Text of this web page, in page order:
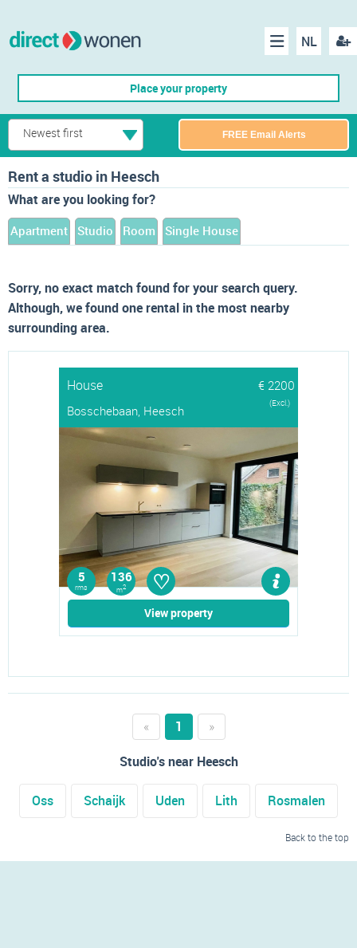
NL
Menu
Place your property
Newest first FREE Email Alerts
Rent a studio in Heesch
What are you looking for?
Apartment Studio Room Single House
Sorry, no exact match found for your search query.
Although, we found one rental in the most nearby
surrounding area.
House
€ 2200
Bosschebaan, Heesch
(Excl.)
5
rms
136
m2 ♡
View property
« 1
»
Studio's near Heesch
Oss Schaijk Uden Lith Rosmalen
Back to the top